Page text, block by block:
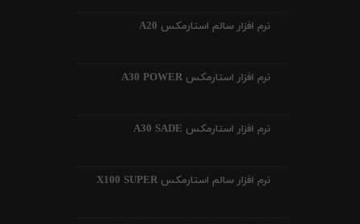
نرم افزار سالم استارمکس A20
نرم افزار استارمکس A30 POWER
نرم افزار استارمکس A30 SADE
نرم افزار سالم استارمکس X100 SUPER